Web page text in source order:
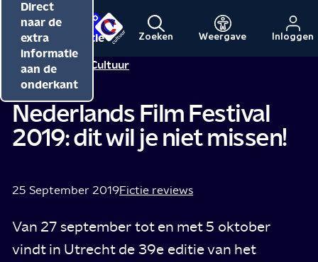
Direct
naar de
inhoud
Direct
naar de
hoofdnavigatie
Direct
naar de
extra
informatie
aan de
onderkant
Menu
Naar
de
beginpagina
NPO
van
NPO
Cultuur
Zoeken Weergave Inloggen
Redactie NPO Cultuur
Nederlands Film Festival
2019: dit wil je niet missen!
25 September 2019Fictie reviews
Van 27 september tot en met 5 oktober
vindt in Utrecht de 39e editie van het